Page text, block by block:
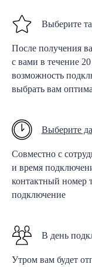
Выберите
После получения
с вами в течение
возможность
выбрать вам
Выберите
Совместно с
и время
контактный номер
подключение
В день
Утром вам будет